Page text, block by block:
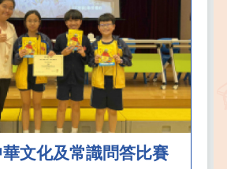
文化及常識問答比賽